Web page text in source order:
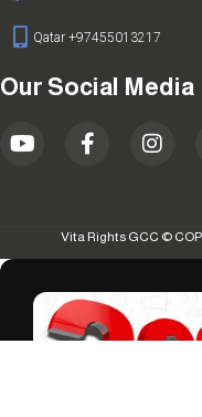
Qatar +97455013217
Our Social Media
Vita Rights GCC ©